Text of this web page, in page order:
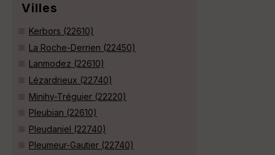
Villes
Kerbors (22610)
La Roche-Derrien (22450)
Lanmodez (22610)
Lézardrieux (22740)
Minihy-Tréguier (22220)
Pleubian (22610)
Pleudaniel (22740)
Pleumeur-Gautier (22740)